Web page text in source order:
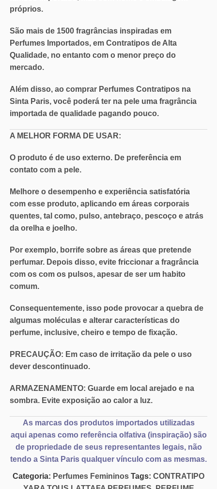
próprios.
São mais de 1500 fragrâncias inspiradas em
Perfumes Importados, em Contratipos de Alta
Qualidade, no entanto com o menor preço do
mercado.
Além disso, ao comprar Perfumes Contratipos na
Sinta Paris, você poderá ter na pele uma fragrância
importada de qualidade pagando pouco.
A MELHOR FORMA DE USAR:
O produto é de uso externo. De preferência em
contato com a pele.
Melhore o desempenho e experiência satisfatória
com esse produto, aplicando em áreas corporais
quentes, tal como, pulso, antebraço, pescoço e atrás
da orelha e joelho.
Por exemplo, borrife sobre as áreas que pretende
perfumar. Depois disso, evite friccionar a fragrância
com os com os pulsos, apesar de ser um habito
comum.
Consequentemente, isso pode provocar a quebra de
algumas moléculas e alterar características do
perfume, inclusive, cheiro e tempo de fixação.
PRECAUÇÃO: Em caso de irritação da pele o uso
dever descontinuado.
ARMAZENAMENTO: Guarde em local arejado e na
sombra. Evite exposição ao calor a luz.
As marcas dos produtos importados utilizadas
aqui apenas como referência olfativa(inspiração) são
de propriedade de seus representantes legais, não
tendo a Sinta Paris qualquer vínculo com as mesmas.
Categoria: Perfumes Femininos Tags: CONTRATIPO